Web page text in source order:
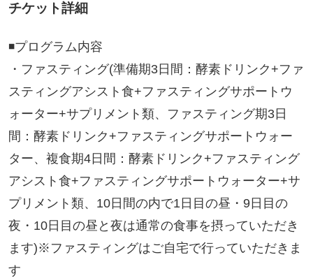
チケット詳細
◾️プログラム内容
・ファスティング(準備期3日間：酵素ドリンク+ファ
スティングアシスト食+ファスティングサポートウ
ォーター+サプリメント類、ファスティング期3日
間：酵素ドリンク+ファスティングサポートウォー
ター、複食期4日間：酵素ドリンク+ファスティング
アシスト食+ファスティングサポートウォーター+サ
プリメント類、10日間の内で1日目の昼・9日目の
夜・10日目の昼と夜は通常の食事を摂っていただき
ます)※ファスティングはご自宅で行っていただきま
す